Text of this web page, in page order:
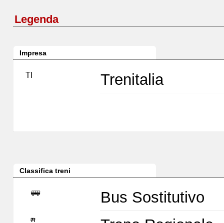
Legenda
Impresa
TI Trenitalia
Classifica treni
Bus Sostitutivo